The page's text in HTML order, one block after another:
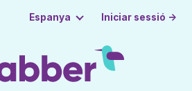
Espanya Iniciar sessió →